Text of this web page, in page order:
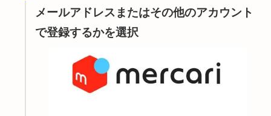
メールアドレスまたはその他のアカウント
で登録するかを選択